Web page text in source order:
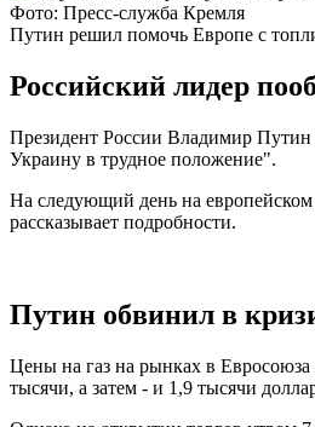
Фото: Пресс-служба Кремля
Путин решил помочь Европе с
Российский лидер
Президент России Владимир Путин
Украину в трудное положение".
На следующий день на европейском
рассказывает подробности.
Путин обвинил в
Цены на газ на рынках в Евросоюза
тысячи, а затем - и 1,9 тысячи